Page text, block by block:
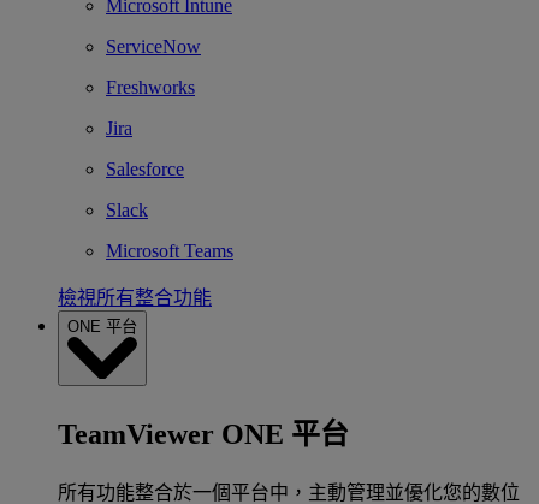
Microsoft Intune
ServiceNow
Freshworks
Jira
Salesforce
Slack
Microsoft Teams
檢視所有整合功能
ONE 平台
TeamViewer ONE 平台
所有功能整合於一個平台中，主動管理並優化您的數位